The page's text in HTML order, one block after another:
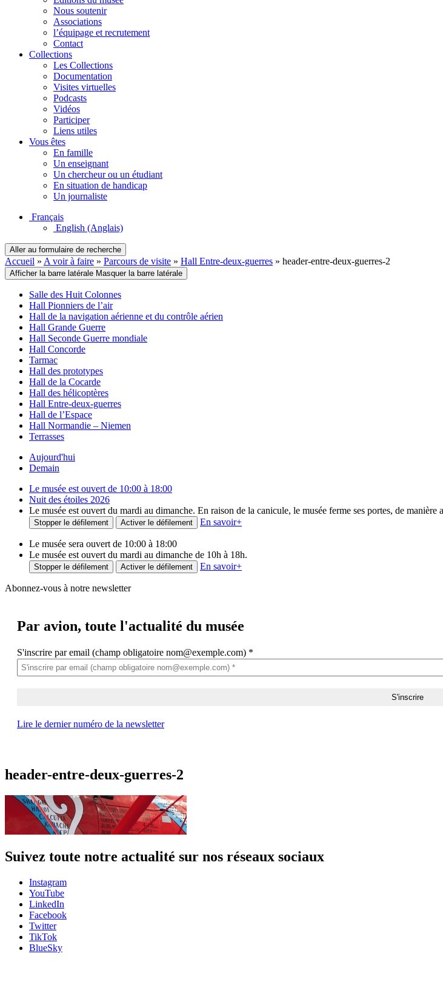
Nous soutenir
Associations
l’équipage et recrutement
Contact
Collections
Les Collections
Documentation
Visites virtuelles
Podcasts
Vidéos
Participer
Liens utiles
Vous êtes
En famille
Un enseignant
Un chercheur ou un étudiant
En situation de handicap
Un journaliste
Français
English (Anglais)
Aller au formulaire de recherche
Accueil » A voir à faire » Parcours de visite » Hall Entre-deux-guerres » header-entre-deux-guerres-2
Afficher la barre latérale Masquer la barre latérale
Salle des Huit Colonnes
Hall Pionniers de l’air
Hall de la navigation aérienne et du contrôle aérien
Hall Grande Guerre
Hall Seconde Guerre mondiale
Hall Concorde
Tarmac
Hall des prototypes
Hall de la Cocarde
Hall des hélicoptères
Hall Entre-deux-guerres
Hall de l’Espace
Hall Normandie – Niemen
Terrasses
Aujourd'hui
Demain
Le musée est ouvert de 10:00 à 18:00
Nuit des étoiles 2026
Le musée est ouvert du mardi au dimanche. En raison de la canicule, le musée ferme ses portes, de
Stopper le défilement Activer le défilement En savoir+
Le musée sera ouvert de 10:00 à 18:00
Le musée est ouvert du mardi au dimanche de 10h à 18h.
Stopper le défilement Activer le défilement En savoir+
Abonnez-vous à notre newsletter
Par avion, toute l'actualité du musée
S'inscrire par email (champ obligatoire nom@exemple.com) *
Lire le dernier numéro de la newsletter
header-entre-deux-guerres-2
Suivez toute notre actualité sur nos réseaux sociaux
Instagram
YouTube
LinkedIn
Facebook
Twitter
TikTok
BlueSky